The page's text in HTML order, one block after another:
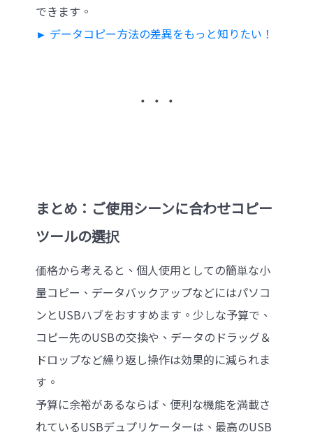
できます。
► データコピー方法の差異をもっと知りたい！
‧ ‧ ‧
まとめ：ご使用シーンに合わせコピー
ツールの選択
価格から考えると、個人使用としての簡単な小
量コピー、データバックアップなどにはパソコ
ンとUSBハブをおすすめます。少しな予算で、
コピー先のUSBの交換や、データのドラッグ＆
ドロップなど繰り返し操作は効果的に減られま
す。
予算に余裕があるならば、便利な機能を満載さ
れているUSBデュプリケーターは、最高のUSB